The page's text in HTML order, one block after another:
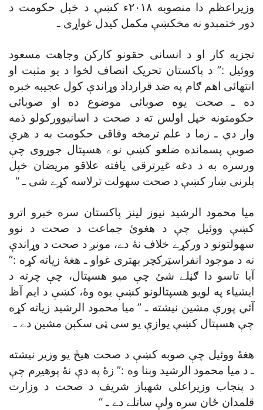
وزيراعظم دا منصوبه ٢٠١٨ء کښې د خپل حکومت د
دور ختمېدو نه مخکښې مکمل کيدل غواړى ـ
تجزيه کار او د انسانى حقونو کارکن وجاهت مسعود
ووئيل :” د پاکستان تحريک انصاف لخوا د يو مثبت او
انتهائى اهم ګام په ضد قرارداد وړاندې کول عجيبه خبره
ده ـ صحت يوه صوبائى موضوع ده او صوبائى
حکومتونه خپل اولس ته د صحت د اسانيوورکولو ذمه
وار دي ـ زما د علم ترمخه وفاقى حکومت به د هرې
صوبې پسمانده ضلعو کښې نوے هسپتال جوړوى چې
ورسره به د دغه غيرترقى يافته علاقو مريضان خپل
پلرنى ښار کښې د صحت سهولت ترلاسه کړے شى ـ “
ميا محمود الرشيد نيوز لينز پاکستان سره خبرو اترو
کښې ووئيل چې د هغوئ جماعت د صحت د نوو
سهولتونو د ورکړے خلاف نۀ دے، مونږ د صحت د وړاندې
نه د موجود انفراسټرکچر بهترى غواو ـ هغۀ زياته کړه :”
آيا تاسو دا ګڼلے شئ چې ميو هسپتال، چې چرته د
ايشياء په لويو هسپتالونو کښې يوه وۀ، کښې د ايم آظ
آئي پورې مشين نيشته ـ ” ميا محمود الرشيد زياته کړه
چې هسپتال کښې يوازې يو سى ټى سکېن مشين دے ـ
هغۀ ووئيل چې صوبه کښې د صحت هيڅ يو وزير نيشته
ـ د ميا محمود الرشيد وېنا وه :” زۀ په دې نۀ پوهيږم چې
د پنجاب وزيراعلى شهباز شريف د صحت د وزارت
قلمدان ځان سره ولې ساتلے دے ـ “